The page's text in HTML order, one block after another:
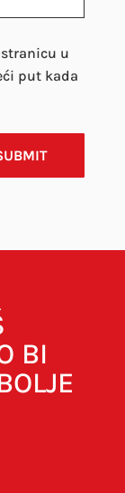
u
put kada
BI